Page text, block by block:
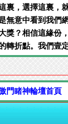
裏，選擇這裏，
無意中看到我們
獎？相信這緣份
轉折點。我們壹
門睹神輪壇首頁